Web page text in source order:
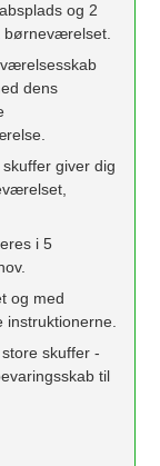
og 2
børneværelset.
dens
giver dig
i 5
og med
skuffer -
til